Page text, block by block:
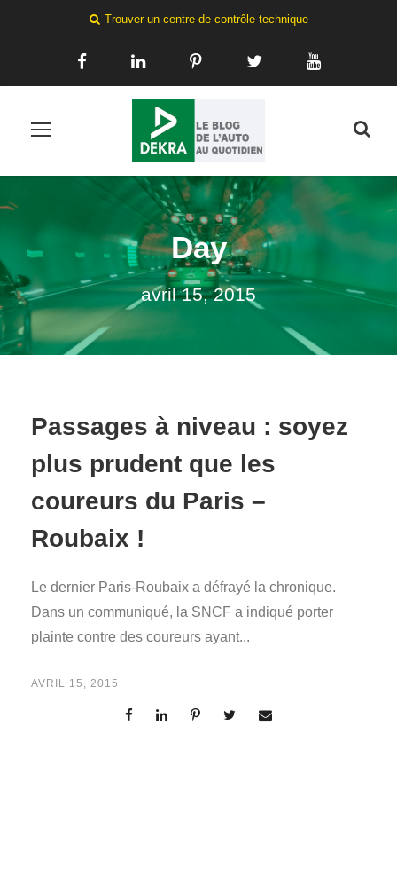
Trouver un centre de contrôle technique
Day
avril 15, 2015
Passages à niveau : soyez
plus prudent que les
coureurs du Paris –
Roubaix !
Le dernier Paris-Roubaix a défrayé la chronique.
Dans un communiqué, la SNCF a indiqué porter
plainte contre des coureurs ayant...
AVRIL 15, 2015